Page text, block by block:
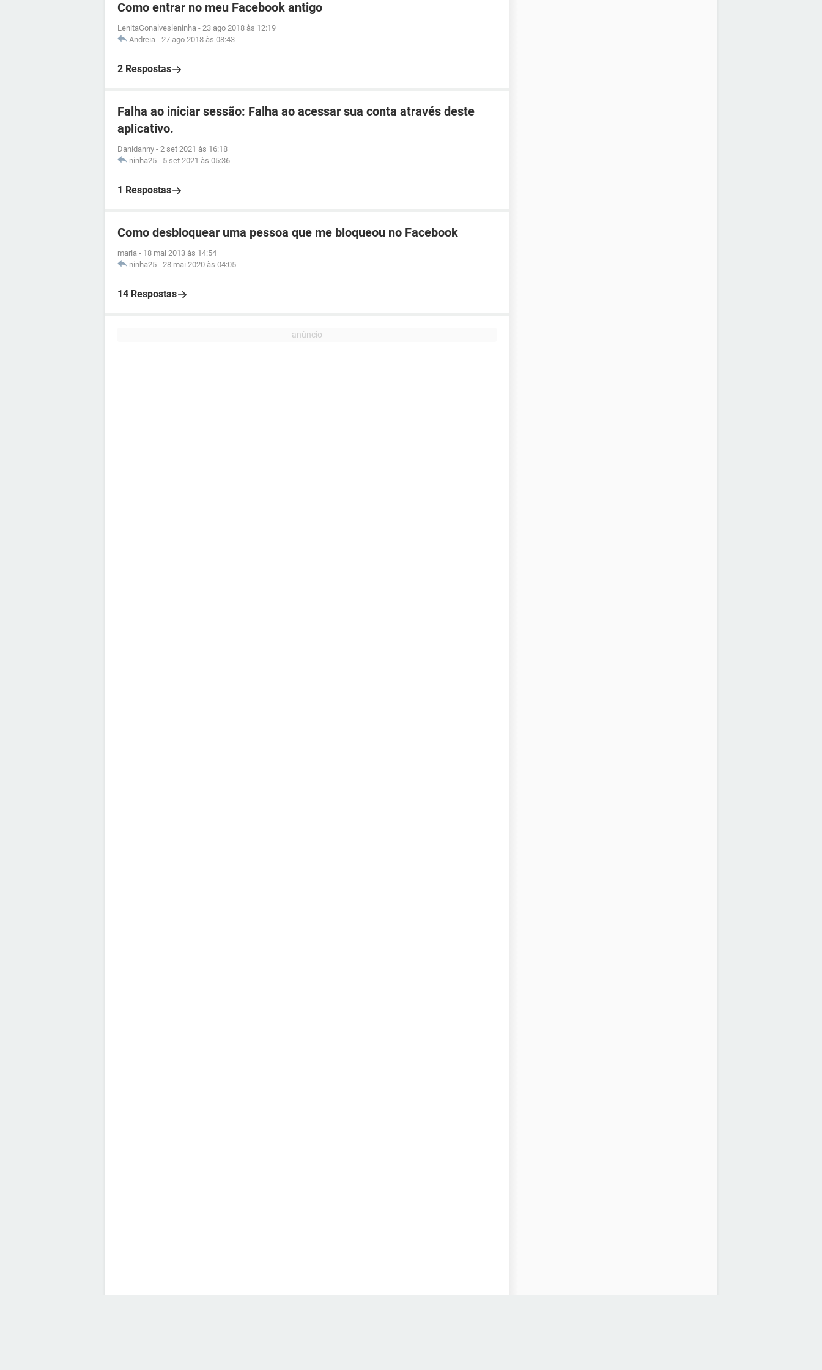
Como entrar no meu Facebook antigo
LenitaGonalvesleninha - 23 ago 2018 às 12:19
Andreia - 27 ago 2018 às 08:43
2 Respostas
Falha ao iniciar sessão: Falha ao acessar sua conta através deste
aplicativo.
Danidanny - 2 set 2021 às 16:18
ninha25 - 5 set 2021 às 05:36
1 Respostas
Como desbloquear uma pessoa que me bloqueou no Facebook
maria - 18 mai 2013 às 14:54
ninha25 - 28 mai 2020 às 04:05
14 Respostas